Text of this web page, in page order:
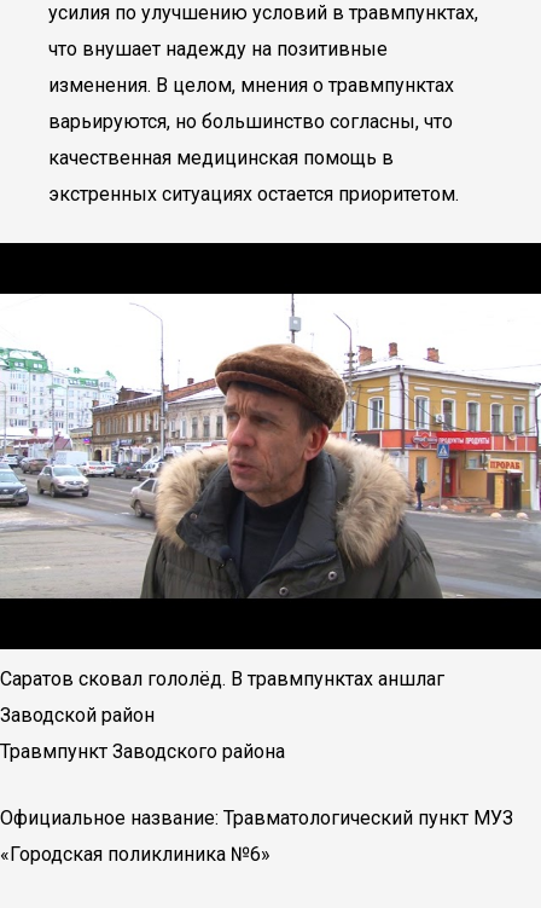
усилия по улучшению условий в травмпунктах,
что внушает надежду на позитивные
изменения. В целом, мнения о травмпунктах
варьируются, но большинство согласны, что
качественная медицинская помощь в
экстренных ситуациях остается приоритетом.
Саратов сковал гололёд. В травмпунктах аншлаг
Заводской район
Травмпункт Заводского района
Официальное название: Травматологический пункт МУЗ
«Городская поликлиника №6»